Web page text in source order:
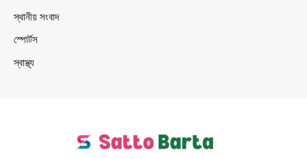
স্থানীয় সংবাদ
স্পোর্টস
স্বাস্থ্য